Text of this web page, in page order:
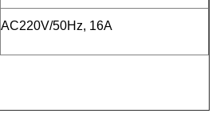
AC220V/50Hz, 16A